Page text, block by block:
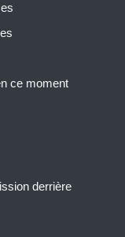
derrière
ce moment